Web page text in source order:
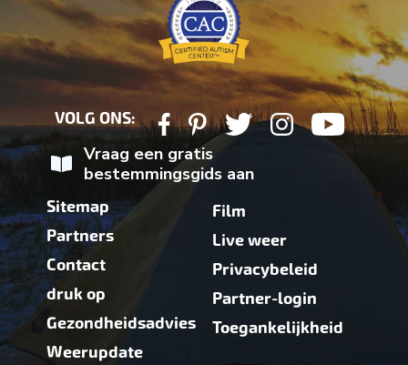
VOLG ONS:
Vraag een gratis
bestemmingsgids aan
Sitemap
Partners
Contact
druk op
Gezondheidsadvies
Weerupdate
Film
Live weer
Privacybeleid
Partner-login
Toegankelijkheid